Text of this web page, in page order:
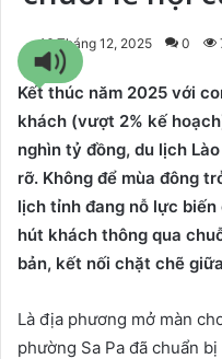
16 Tháng 12, 2025 0
Kết thúc năm 2025 với
khách (vượt 2% kế
nghìn tỷ đồng, du lịch
rỡ. Không để mùa đông
lịch tỉnh đang nỗ lực
hút khách thông qua
bản, kết nối chặt chẽ
Là địa phương mở màn
phường Sa Pa đã chuẩn